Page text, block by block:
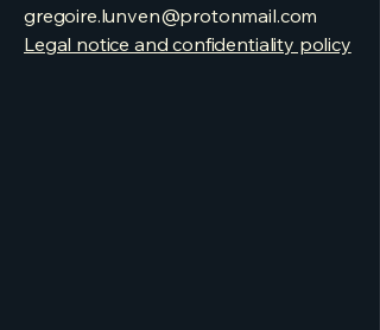
gregoire.lunven@protonmail.com
Legal notice and confidentiality policy